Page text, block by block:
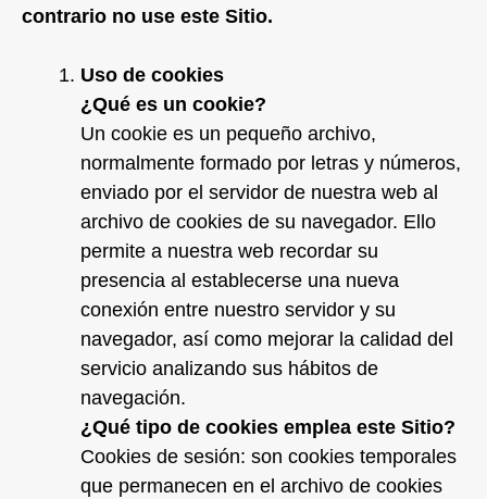
contrario no use este Sitio.
Uso de cookies
¿Qué es un cookie?
Un cookie es un pequeño archivo,
normalmente formado por letras y números,
enviado por el servidor de nuestra web al
archivo de cookies de su navegador. Ello
permite a nuestra web recordar su
presencia al establecerse una nueva
conexión entre nuestro servidor y su
navegador, así como mejorar la calidad del
servicio analizando sus hábitos de
navegación.
¿Qué tipo de cookies emplea este Sitio?
Cookies de sesión: son cookies temporales
que permanecen en el archivo de cookies